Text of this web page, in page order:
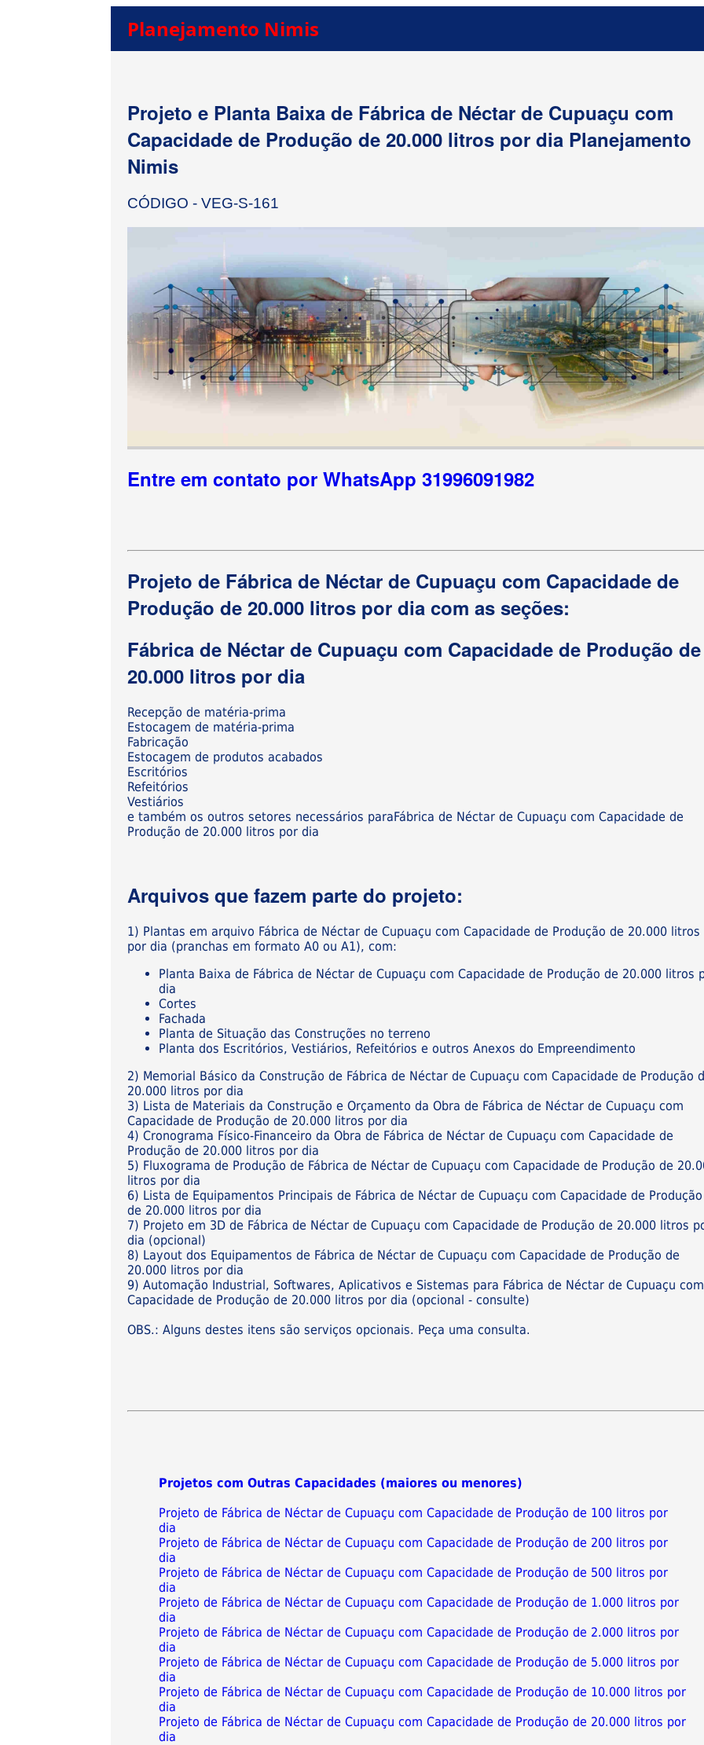
Planejamento Nimis
Projeto e Planta Baixa de Fábrica de Néctar de Cupuaçu com
Capacidade de Produção de 20.000 litros por dia Planejamento
Nimis
CÓDIGO - VEG-S-161
Entre em contato por WhatsApp 31996091982
Projeto de Fábrica de Néctar de Cupuaçu com Capacidade de
Produção de 20.000 litros por dia com as seções:
Fábrica de Néctar de Cupuaçu com Capacidade de Produção de
20.000 litros por dia
Recepção de matéria-prima
Estocagem de matéria-prima
Fabricação
Estocagem de produtos acabados
Escritórios
Refeitórios
Vestiários
e também os outros setores necessários paraFábrica de Néctar de Cupuaçu com Capacidade de
Produção de 20.000 litros por dia
Arquivos que fazem parte do projeto:
1) Plantas em arquivo Fábrica de Néctar de Cupuaçu com Capacidade de Produção de 20.000 litros
por dia (pranchas em formato A0 ou A1), com:
Planta Baixa de Fábrica de Néctar de Cupuaçu com Capacidade de Produção de 20.000 litros
dia
Cortes
Fachada
Planta de Situação das Construções no terreno
Planta dos Escritórios, Vestiários, Refeitórios e outros Anexos do Empreendimento
2) Memorial Básico da Construção de Fábrica de Néctar de Cupuaçu com Capacidade de Produção
20.000 litros por dia
3) Lista de Materiais da Construção e Orçamento da Obra de Fábrica de Néctar de Cupuaçu com
Capacidade de Produção de 20.000 litros por dia
4) Cronograma Físico-Financeiro da Obra de Fábrica de Néctar de Cupuaçu com Capacidade de
Produção de 20.000 litros por dia
5) Fluxograma de Produção de Fábrica de Néctar de Cupuaçu com Capacidade de Produção de
litros por dia
6) Lista de Equipamentos Principais de Fábrica de Néctar de Cupuaçu com Capacidade de Produção
de 20.000 litros por dia
7) Projeto em 3D de Fábrica de Néctar de Cupuaçu com Capacidade de Produção de 20.000 litros
dia (opcional)
8) Layout dos Equipamentos de Fábrica de Néctar de Cupuaçu com Capacidade de Produção de
20.000 litros por dia
9) Automação Industrial, Softwares, Aplicativos e Sistemas para Fábrica de Néctar de Cupuaçu com
Capacidade de Produção de 20.000 litros por dia (opcional - consulte)
OBS.: Alguns destes itens são serviços opcionais. Peça uma consulta.
Projetos com Outras Capacidades (maiores ou menores)
Projeto de Fábrica de Néctar de Cupuaçu com Capacidade de Produção de 100 litros por
dia
Projeto de Fábrica de Néctar de Cupuaçu com Capacidade de Produção de 200 litros por
dia
Projeto de Fábrica de Néctar de Cupuaçu com Capacidade de Produção de 500 litros por
dia
Projeto de Fábrica de Néctar de Cupuaçu com Capacidade de Produção de 1.000 litros por
dia
Projeto de Fábrica de Néctar de Cupuaçu com Capacidade de Produção de 2.000 litros por
dia
Projeto de Fábrica de Néctar de Cupuaçu com Capacidade de Produção de 5.000 litros por
dia
Projeto de Fábrica de Néctar de Cupuaçu com Capacidade de Produção de 10.000 litros por
dia
Projeto de Fábrica de Néctar de Cupuaçu com Capacidade de Produção de 20.000 litros por
dia